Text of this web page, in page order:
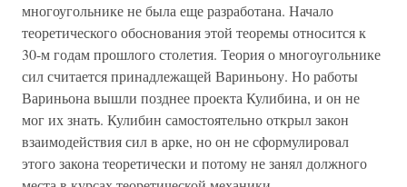
многоугольнике не была еще разработана. Начало
теоретического обоснования этой теоремы относится к
30-м годам прошлого столетия. Теория о многоугольнике
сил считается принадлежащей Вариньону. Но работы
Вариньона вышли позднее проекта Кулибина, и он не
мог их знать. Кулибин самостоятельно открыл закон
взаимодействия сил в арке, но он не сформулировал
этого закона теоретически и потому не занял должного